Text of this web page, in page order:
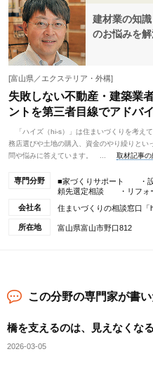
建材業の知
のお悩みを
[富山県／エクステリア・外構]
失敗しない不動産・建築業
ントを第三者目線でアドバ
「ハイズ（hi-s）」は住まいづくりを考え
務店選びや土地の購入、資金のやり繰りとい
問や悩みに答えています。 ...
取材記事
専門分野
■家づくりサポート ・
頼先選定相談 ・リフォ
会社名
住まいづくりの相談窓口
所在地 富山県富山市野口812
この分野の専門家が書
橋を支えるのは、見えなくな
2026-03-05